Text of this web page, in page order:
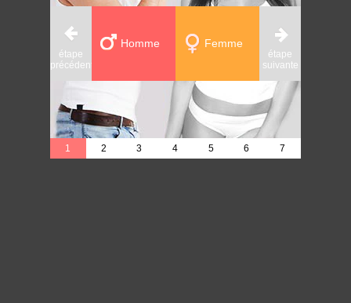
étape
précédente
Femme
Homme
étape
suivante
1 2 3 4 5 6 7